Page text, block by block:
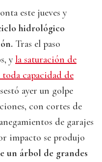
este jueves y
hidrológico
Tras el paso
yla saturación de
capacidad de
ayer un golpe
con cortes de
de garajes
impacto se produjo
un árbol de grandes